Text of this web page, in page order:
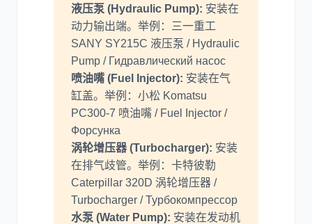
液压泵 (Hydraulic Pump): 安装在
动力输出端。举例：三一重工
SANY SY215C 液压泵 / Hydraulic
Pump / Гидравлический насос
喷油嘴 (Fuel Injector): 安装在气
缸盖。举例：小松 Komatsu
PC300-7 喷油嘴 / Fuel Injector /
Форсунка
涡轮增压器 (Turbocharger): 安装
在排气歧管。举例：卡特彼勒
Caterpillar 320D 涡轮增压器 /
Turbocharger / Турбокомпрессор
水泵 (Water Pump): 安装在发动机